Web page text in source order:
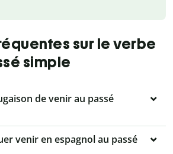
sur le verbe
simple
de venir au passé
venir en espagnol au passé